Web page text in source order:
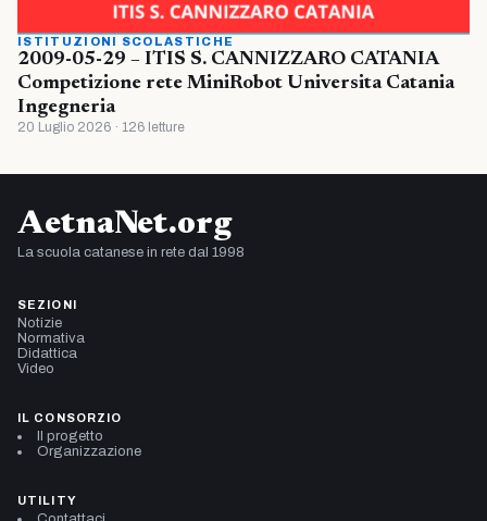
ISTITUZIONI SCOLASTICHE
2009-05-29 – ITIS S. CANNIZZARO CATANIA
Competizione rete MiniRobot Universita Catania
Ingegneria
20 Luglio 2026 · 126 letture
AetnaNet.org
La scuola catanese in rete dal 1998
SEZIONI
Notizie
Normativa
Didattica
Video
IL CONSORZIO
Il progetto
Organizzazione
UTILITY